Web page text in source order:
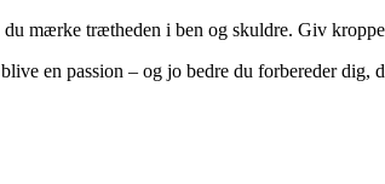
mærke trætheden i ben og skuldre. Giv
en passion – og jo bedre du forbereder dig,